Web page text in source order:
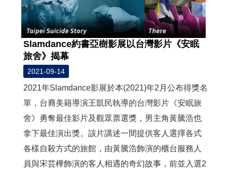
Slamdance約書亞樹影展以台灣影片《安眠
旅舍》揭幕
2021-09-14
2021年Slamdance影展於本(2021)年2月公布得獎名
單，台裔美籍導演王凱民執導的台灣影片《安眠旅
舍》勇奪最佳影片及觀眾票選獎，男主角黃騰浩也
拿下最佳演出獎。該片講述一間提供客人選擇各式
各樣自殺方式的旅館，由黃騰浩飾演的櫃台服務人
員與宋芸樺飾演的客人相遇的奇幻故事，前並入選2